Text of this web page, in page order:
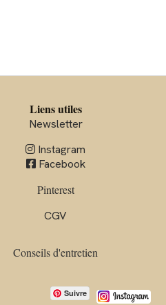
Liens utiles
Newsletter
 Instagram
Facebook
Pinterest
CGV
Conseils d'entretien
Suivre